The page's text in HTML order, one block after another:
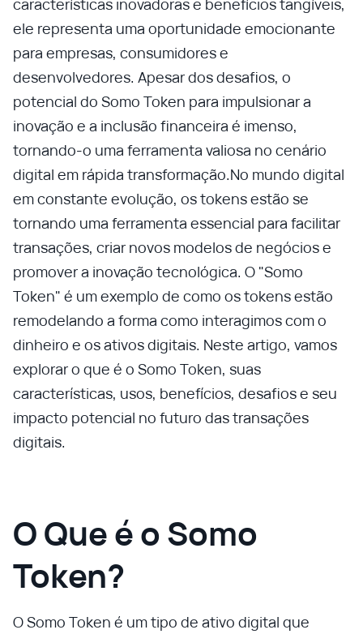
características inovadoras e benefícios tangíveis,
ele representa uma oportunidade emocionante
para empresas, consumidores e
desenvolvedores. Apesar dos desafios, o
potencial do Somo Token para impulsionar a
inovação e a inclusão financeira é imenso,
tornando-o uma ferramenta valiosa no cenário
digital em rápida transformação.No mundo digital
em constante evolução, os tokens estão se
tornando uma ferramenta essencial para facilitar
transações, criar novos modelos de negócios e
promover a inovação tecnológica. O "Somo
Token" é um exemplo de como os tokens estão
remodelando a forma como interagimos com o
dinheiro e os ativos digitais. Neste artigo, vamos
explorar o que é o Somo Token, suas
características, usos, benefícios, desafios e seu
impacto potencial no futuro das transações
digitais.
O Que é o Somo
Token?
O Somo Token é um tipo de ativo digital que